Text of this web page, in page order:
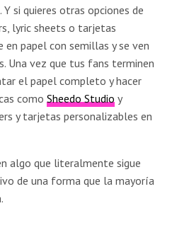
si quieres otras opciones de
lyric sheets o tarjetas
en papel con semillas y se ven
Una vez que tus fans terminen
el papel completo y hacer
comoSheedo Studio y
y tarjetas personalizables en
algo que literalmente sigue
de una forma que la mayoría